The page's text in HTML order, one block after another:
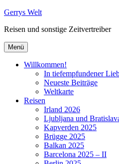
Zum
springen
Gerrys Welt
Reisen und sonstige Zeitvertreiber
Menü
Willkommen!
In tiefempfundener
Neueste Beiträge
Weltkarte
Reisen
Irland 2026
Ljubljana und
Kapverden 2025
Brügge 2025
Balkan 2025
Barcelona 2025 – II